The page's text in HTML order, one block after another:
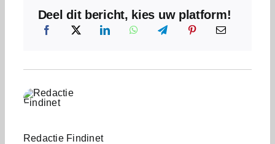
Deel dit bericht, kies uw platform!
Redactie Findinet